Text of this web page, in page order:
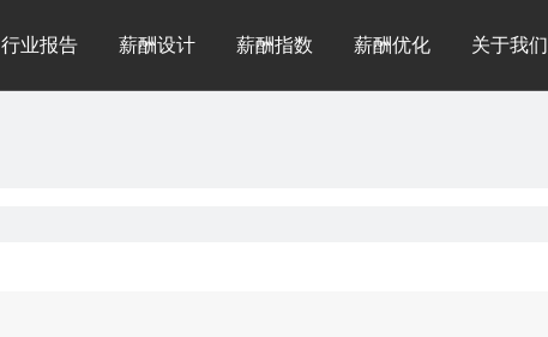
行业报告 薪酬设计 薪酬指数 薪酬优化 关于我们